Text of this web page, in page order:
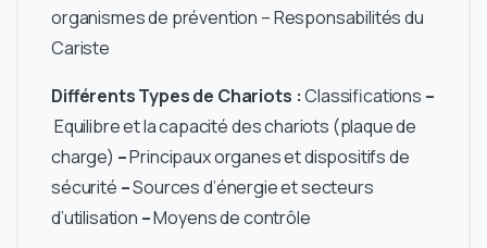
organismes de prévention – Responsabilités du
Cariste
Différents Types de Chariots :Classifications –
Equilibre et la capacité des chariots (plaque de
charge) –Principaux organes et dispositifs de
sécurité –Sources d’énergie et secteurs
d’utilisation –Moyens de contrôle